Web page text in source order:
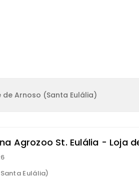
Arnoso (Santa Eulália)
Agrozoo St. Eulália - Loja
Eulália)